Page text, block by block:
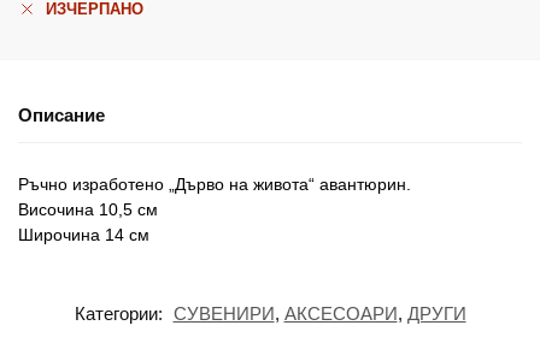
ИЗЧЕРПАНО
Описание
Ръчно изработено „Дърво на живота“ авантюрин.
Височина 10,5 см
Широчина 14 см
Категории: СУВЕНИРИ, АКСЕСОАРИ, ДРУГИ